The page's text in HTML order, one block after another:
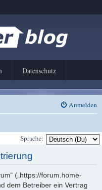
Datenschutz
Anmelden
Sprache:
(„https://forum.home-
dem Betreiber ein Vertrag